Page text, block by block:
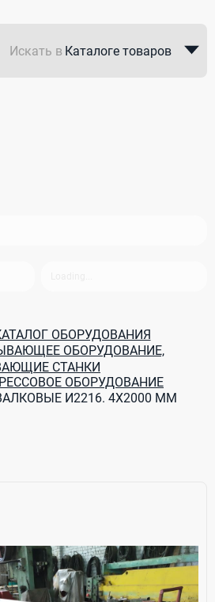
Искать в Каталоге товаров
ОБОРУДОВАНИЯ
ОБОРУДОВАНИЕ,
СТАНКИ
ОБОРУДОВАНИЕ
И2216. 4Х2000 ММ